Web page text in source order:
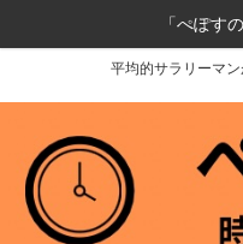
平均的サラリーマ
「ぺぽす